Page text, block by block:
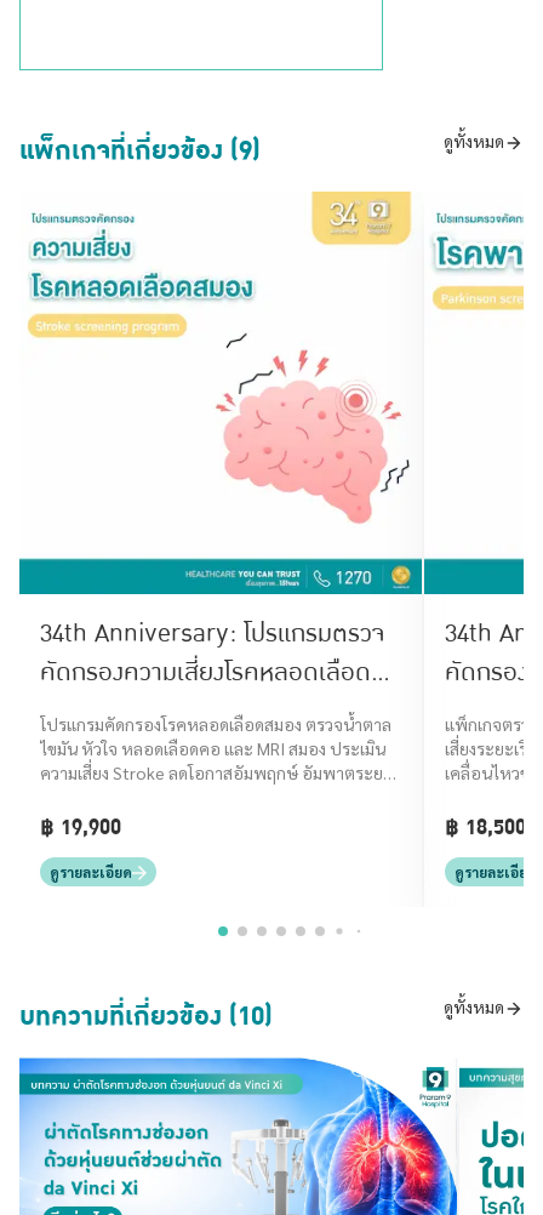
แพ็กเกจที่เกี่ยวข้อง (9) ดูทั้งหมด
34th Anniversary: โปรแกรมตรวจ
คัดกรองความเสี่ยงโรคหลอดเลือด
สมอง (Stroke Screening)
โปรแกรมคัดกรองโรคหลอดเลือดสมอง ตรวจน้ำตาล
ไขมัน หัวใจ หลอดเลือดคอ และ MRI สมอง ประเมิน
ความเสี่ยง Stroke ลดโอกาสอัมพฤกษ์ อัมพาตระยะ
฿ 19,900
ดูรายละเอียด
34th
คัดกรอง
แพ็กเกจตรว
เสี่ยงระยะเ
เคลื่อนไหวช้
฿ 18,500
ดูรายละเอียด
บทความที่เกี่ยวข้อง (10) ดูทั้งหมด